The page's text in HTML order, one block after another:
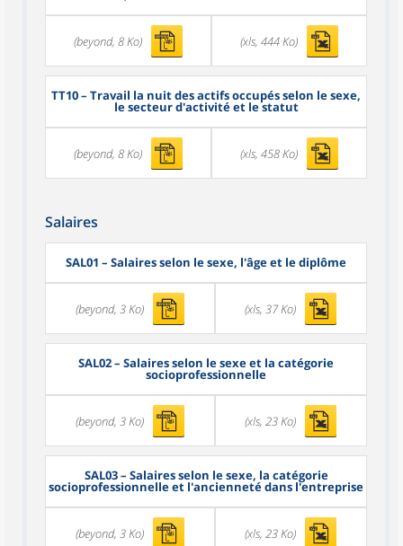
(beyond, 8 Ko) (xls, 444 Ko)
TT10– Travail la nuit des actifs occupés selon le sexe,
le secteur d'activité et le statut
(beyond, 8 Ko) (xls, 458 Ko)
Salaires
SAL01 – Salaires selon le sexe, l'âge et le diplôme
(beyond, 3 Ko) (xls, 37 Ko)
SAL02– Salaires selon le sexe et la catégorie
socioprofessionnelle
(beyond, 3 Ko) (xls, 23 Ko)
SAL03– Salaires selon le sexe, la catégorie
socioprofessionnelle et l'ancienneté dans l'entreprise
(beyond, 3 Ko) (xls, 23 Ko)